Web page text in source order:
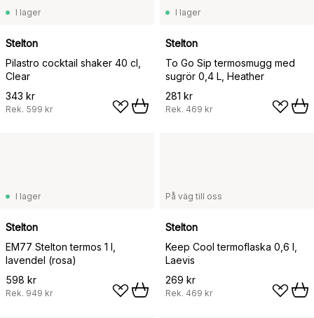
I lager
Stelton
Pilastro cocktail shaker 40 cl,
Clear
343 kr
Rek. 599 kr
I lager
Stelton
To Go Sip termosmugg med
sugrör 0,4 L, Heather
281 kr
Rek. 469 kr
I lager
Stelton
EM77 Stelton termos 1 l,
lavendel (rosa)
598 kr
Rek. 949 kr
På väg till oss
Stelton
Keep Cool termoflaska 0,6 l,
Laevis
269 kr
Rek. 469 kr